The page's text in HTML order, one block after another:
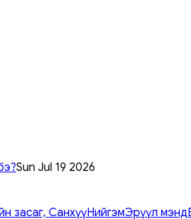
Sun Jul 19 2026
засаг, СанхүүНийгэмЭрүүл мэнд